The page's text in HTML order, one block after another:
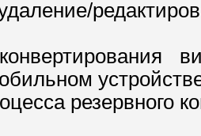
резервного